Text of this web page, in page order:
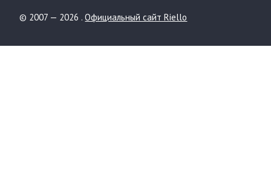
© 2007 — 2026 .Официальный сайт Riello